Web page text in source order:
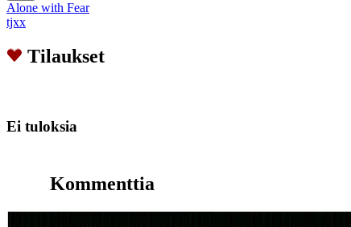
Alone with Fear
tjxx
Tilaukset
Ei tuloksia
Kommenttia